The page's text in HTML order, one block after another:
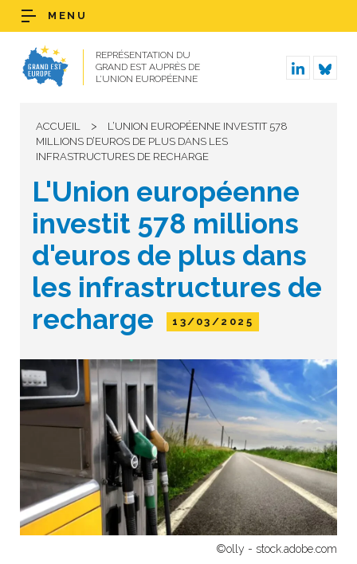
REPRÉSENTATION DU
GRAND EST AUPRÈS DE
L’UNION EUROPÉENNE
MENU
ACCUEIL >
L’UNION EUROPÉENNE INVESTIT 578
MILLIONS D’EUROS DE PLUS DANS LES
INFRASTRUCTURES DE RECHARGE
L'Union européenne
investit 578 millions
d'euros de plus dans
les infrastructures de
recharge
13/03/2025
©olly - stock.adobe.com